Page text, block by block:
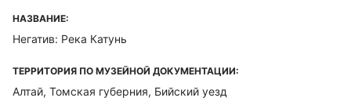
НАЗВАНИЕ:
Негатив: Река Катунь
ТЕРРИТОРИЯ ПО МУЗЕЙНОЙ ДОКУМЕНТАЦИИ:
Алтай, Томская губерния, Бийский уезд